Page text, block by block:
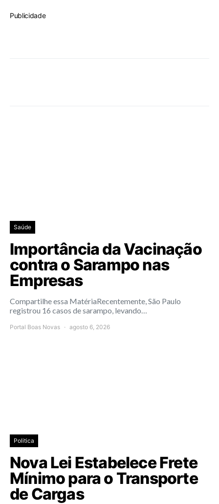
Publicidade
Saúde
Importância da Vacinação
contra o Sarampo nas
Empresas
Compartilhe essa MatériaRecentemente, São Paulo
registrou 16 casos de sarampo, levando…
Portal Boas Novas agosto 6, 2026
Politica
Nova Lei Estabelece Frete
Mínimo para o Transporte
de Cargas